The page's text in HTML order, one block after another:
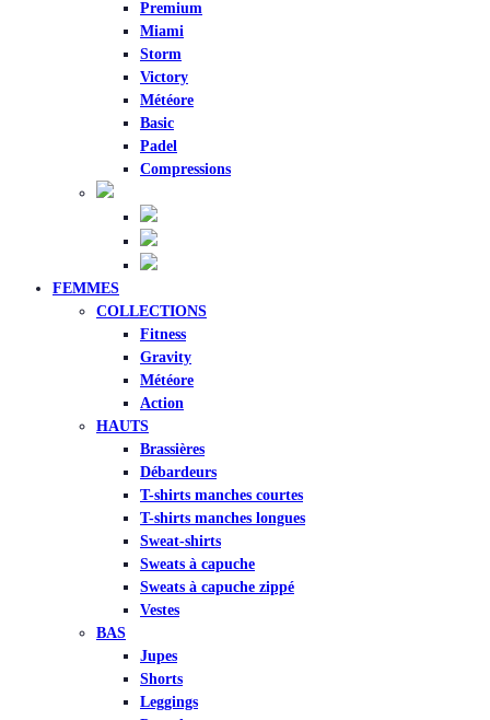
Premium
Miami
Storm
Victory
Météore
Basic
Padel
Compressions
FEMMES
COLLECTIONS
Fitness
Gravity
Météore
Action
HAUTS
Brassières
Débardeurs
T-shirts manches courtes
T-shirts manches longues
Sweat-shirts
Sweats à capuche
Sweats à capuche zippé
Vestes
BAS
Jupes
Shorts
Leggings